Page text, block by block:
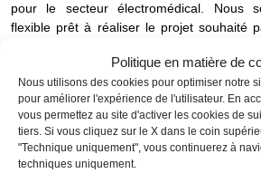
Politique en matière de
Nous utilisons des cookies pour optimiser notre
pour améliorer l'expérience de l'utilisateur. En
vous permettez au site d'activer les cookies de
tiers. Si vous cliquez sur le X dans le coin
"Technique uniquement", vous continuerez à
techniques uniquement.
pour le secteur électromédical. Nous
flexible prêt à réaliser le projet souhaité
devenant ainsi sa chaîne de
planification et de la réalisation, en peu de
de pré-séries. Nous passons à la
Lean Thinking, pour atteindre la phase
conditionnement et la gestion des
personnalisation des produits et